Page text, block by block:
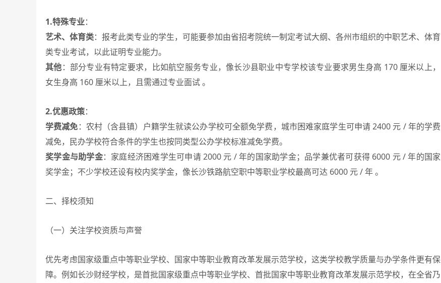
1.特殊专业：
艺术、体育类：报考此类专业的学生，可能要参加由省招考院统一制定考试大纲、各州市组织的中职艺术、体育
类专业考试，以此证明专业能力。
其他：部分专业有特定要求，比如航空服务专业，像长沙县职业中专学校该专业要求男生身高 170 厘米以上，
女生身高 160 厘米以上，且需通过专业面试 。
2.优惠政策：
学费减免：农村（含县镇）户籍学生就读公办学校可全额免学费，城市困难家庭学生可申请 2400 元 / 年的学费
减免，民办学校符合条件的学生也按同类型公办学校标准减免学费。
奖学金与助学金：家庭经济困难学生可申请 2000 元 / 年的国家助学金；品学兼优者可获得 6000 元 / 年的国家
奖学金；不少学校还设有校内奖学金，像长沙铁路航空职中等职业学校最高可达 6000 元 / 年 。
二、择校须知
（一）关注学校资质与声誉
优先考虑国家级重点中等职业学校、国家中等职业教育改革发展示范学校，这类学校教学质量与办学条件更有保
障。例如长沙财经学校，是首批国家级重点中等职业学校、首批国家中等职业教育改革发展示范学校，在全省乃